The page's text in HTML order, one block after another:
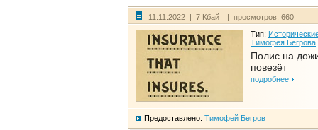
11.11.2022 | 7 Кбайт | просмотров: 660
Тип:
Тимофея Бегрова
Полис на
повезёт
подробнее
Предоставлено: Тимофей Бегров